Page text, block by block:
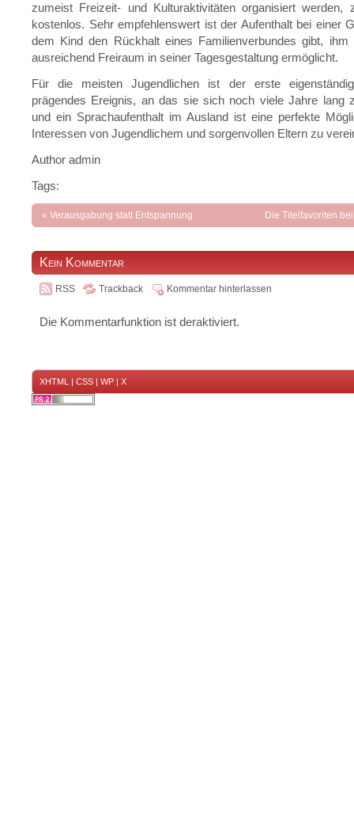
zumeist Freizeit- und Kulturaktivitäten organisiert werden,
kostenlos. Sehr empfehlenswert ist der Aufenthalt bei einer
dem Kind den Rückhalt eines Familienverbundes gibt, ihm
ausreichend Freiraum in seiner Tagesgestaltung ermöglicht.
Für die meisten Jugendlichen ist der erste
prägendes Ereignis, an das sie sich noch viele Jahre lang
und ein Sprachaufenthalt im Ausland ist eine perfekte
Interessen von Jugendlichem und sorgenvollen Eltern zu
Author admin
Tags:
« Verausgabung statt Entspannung Die Titelfavoriten
Kein Kommentar
RSS Trackback Kommentar hinterlassen
Die Kommentarfunktion ist deraktiviert.
XHTML | CSS | WP | X